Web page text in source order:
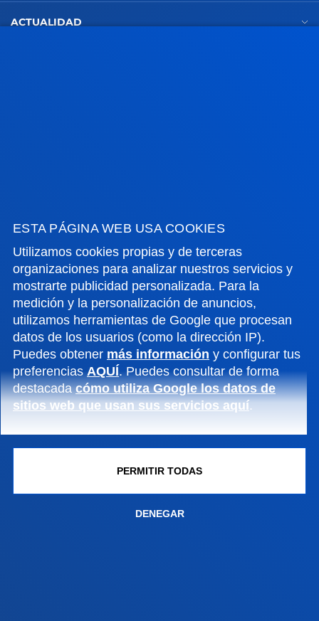
ESTA PÁGINA WEB USA COOKIES
Utilizamos cookies propias y de terceras
organizaciones para analizar nuestros servicios y
mostrarte publicidad personalizada. Para la
medición y la personalización de anuncios,
utilizamos herramientas de Google que procesan
datos de los usuarios (como la dirección IP).
Puedes obtener más información y configurar tus
preferenciasAQUÍ. Puedes consultar de forma
destacadacómo utiliza Google los datos de
sitios web que usan sus servicios aquí.
PERMITIR TODAS
DENEGAR
ACTUALIDAD
Conoce el campus
+34 943 326 600
Contacto
Sede Vitoria
Conoce la sede
+34 945 010 114
Contacto
Sede Madrid
+34 915 77 61 89